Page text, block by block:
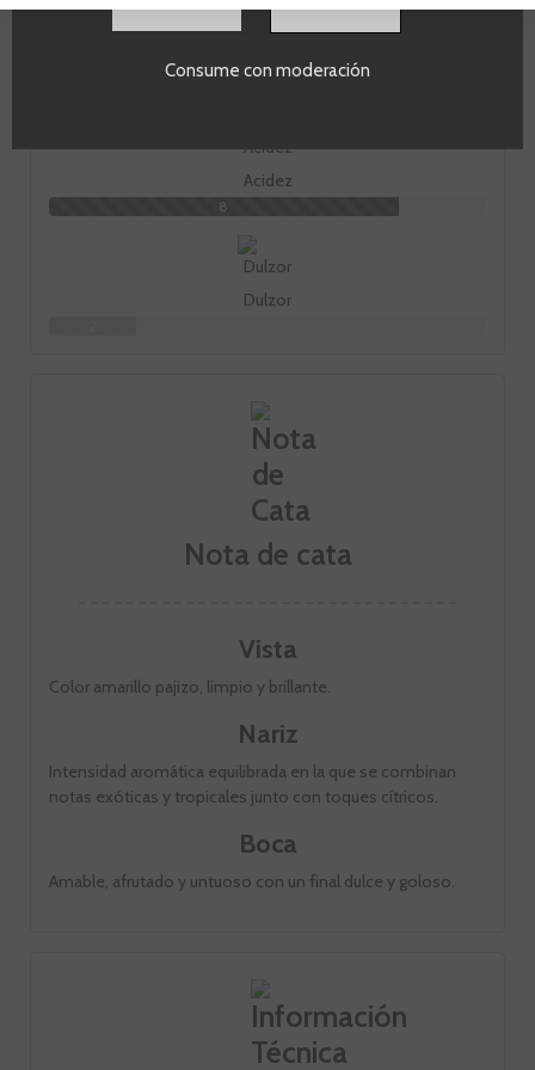
Acidez
8
Dulzor
Nota de cata
Vista
Color amarillo pajizo, limpio y brillante.
Nariz
Intensidad aromática equilibrada en la que se combinan
notas exóticas y tropicales junto con toques cítricos.
Boca
Amable, afrutado y untuoso con un final dulce y goloso.
Consume con moderación